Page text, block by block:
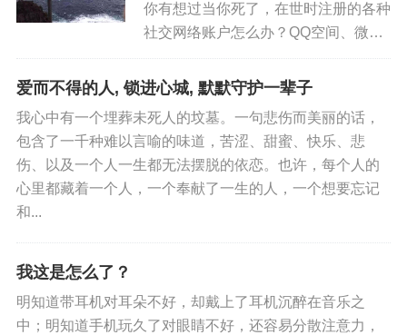
你有想过当你死了，在世时注册的各种
社交网络账户怎么办？QQ空间、微信
聊天记录、朋友圈、XX云音乐里的歌
单、藏在硬盘深处的日记、照片、小视
样的标牌，上面的质问堪...
爱而不得的人, 锁进心城, 默默守护一辈子
我心中有一个埋葬未死人的坟墓。一句悲伤而美丽的话，
包含了一千种难以言喻的味道，苦涩、甜蜜、快乐、悲
伤、以及一个人一生都无法摆脱的依恋。也许，每个人的
心里都藏着一个人，一个奉献了一生的人，一个想要忘记
和...
我这是怎么了？
明知道带耳机对耳朵不好，却戴上了耳机沉醉在音乐之
中；明知道手机玩久了对眼睛不好，还容易分散注意力，